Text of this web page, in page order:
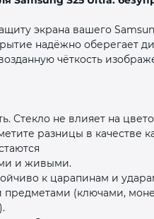
экрана вашего
надёжно оберегает
чёткость
Стекло не влияет на
разницы в качестве
и живыми.
к царапинам и
предметами (ключами,